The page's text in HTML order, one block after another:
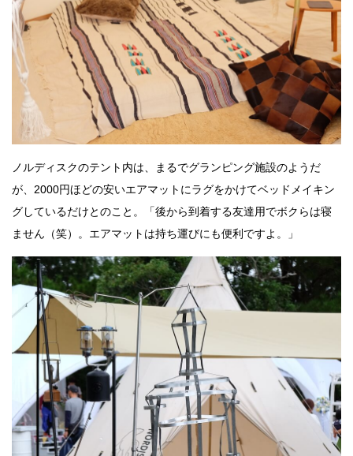
ノルディスクのテント内は、まるでグランピング施設のようだ
が、2000円ほどの安いエアマットにラグをかけてベッドメイキン
グしているだけとのこと。「後から到着する友達用でボクらは寝
ません（笑）。エアマットは持ち運びにも便利ですよ。」